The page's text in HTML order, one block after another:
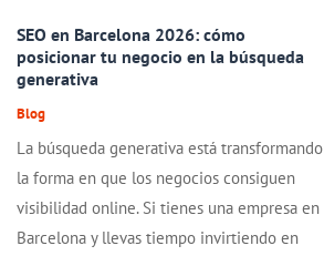
SEO en Barcelona 2026: cómo
posicionar tu negocio en la búsqueda
generativa
Blog
La búsqueda generativa está transformando
la forma en que los negocios consiguen
visibilidad online. Si tienes una empresa en
Barcelona y llevas tiempo invirtiendo en